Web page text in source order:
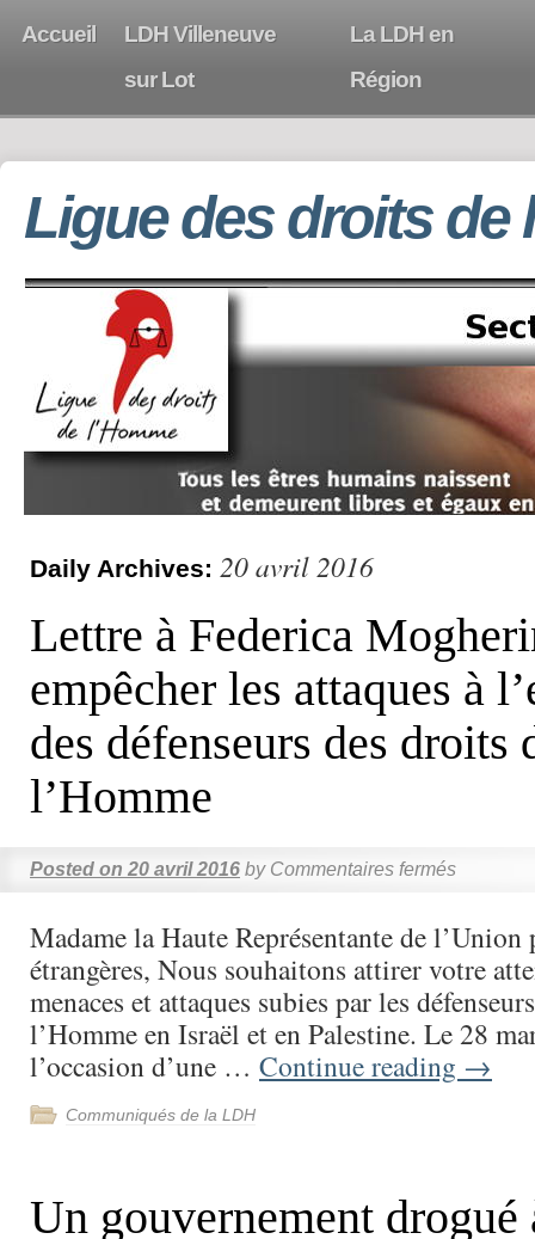
Accueil
LDH Villeneuve
sur Lot
La LDH en
Région
Ligue des droits de
Daily Archives: 20 avril 2016
Lettre à Federica
empêcher les attaques à
des défenseurs des droits
l’Homme
Posted on 20 avril 2016 by Commentaires fermés
Madame la Haute Représentante de
étrangères, Nous souhaitons attirer votre
menaces et attaques subies par les
l’Homme en Israël et en Palestine. Le 28
l’occasion d’une … Continue reading →
Communiqués de la LDH
Un gouvernement drogué